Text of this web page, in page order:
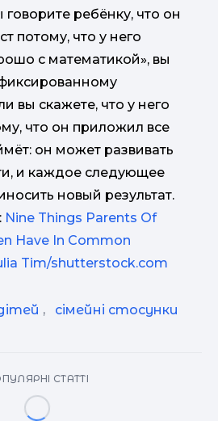
говорите ребёнку, что он
потому, что у него
с математикой», вы
вы скажете, что у него
что он приложил все
он может развивать
и каждое следующее
новый результат.
Nine Things Parents Of
Have In Common
Tim/shutterstock.com
, сімейні стосунки
СТАТТІ